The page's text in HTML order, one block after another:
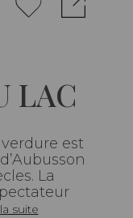
LAC
est
La
suite